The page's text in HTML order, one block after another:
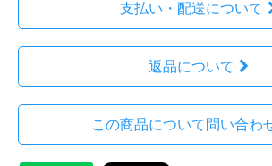
支払い・配送について
返品について
この商品について問い合わ